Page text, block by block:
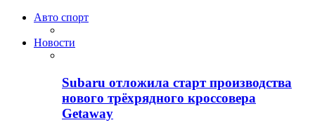
Авто спорт
Новости
Subaru отложила старт производства
нового трёхрядного кроссовера
Getaway